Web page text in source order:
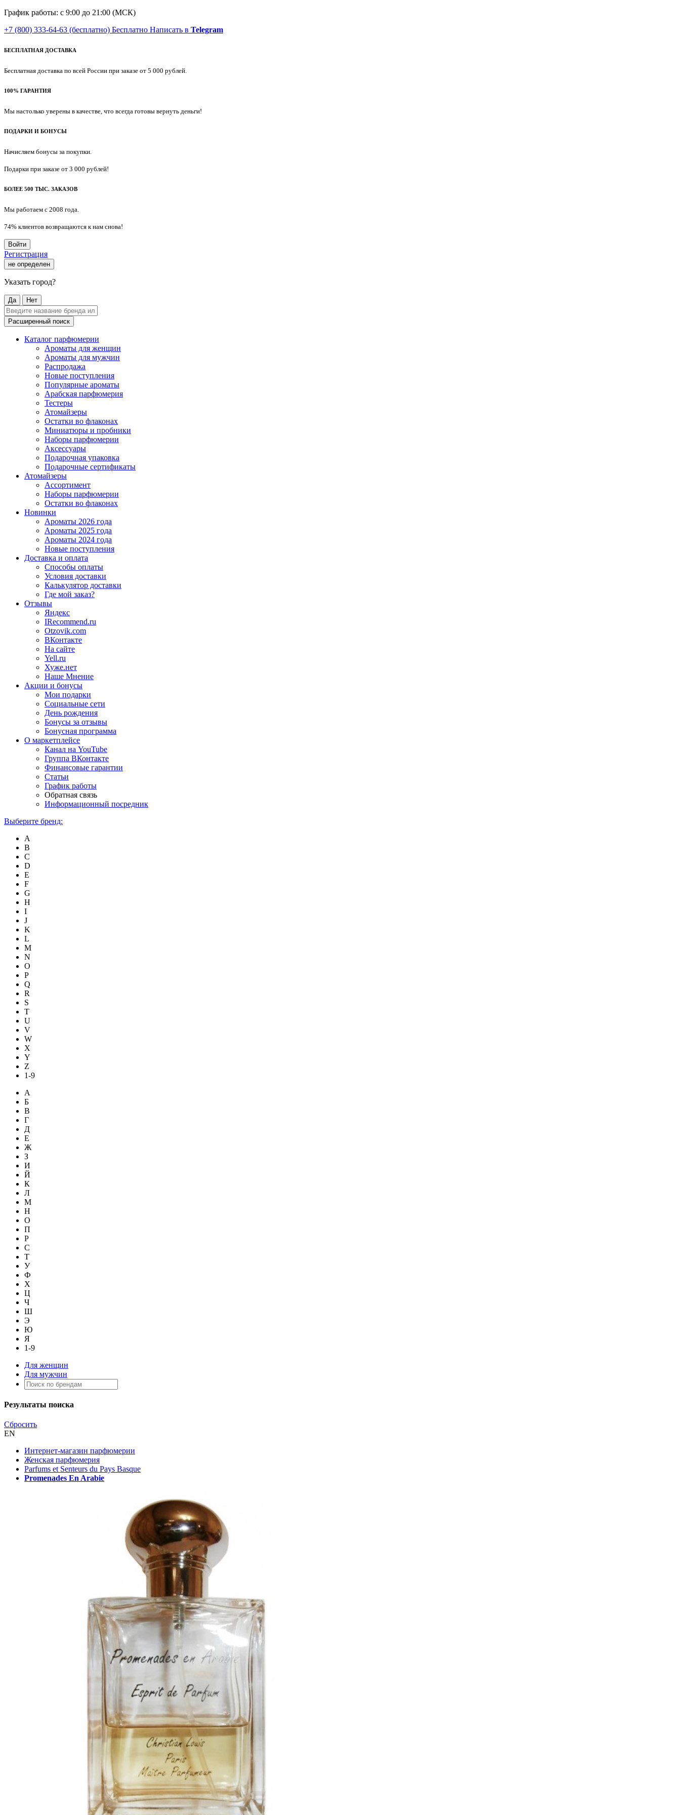
График работы: с 9:00 до 21:00 (МСК)
+7 (800) 333-64-63 (бесплатно) Бесплатно Написать в Telegram
БЕСПЛАТНАЯ ДОСТАВКА
Бесплатная доставка по всей России при заказе от 5 000 рублей.
100% ГАРАНТИЯ
Мы настолько уверены в качестве, что всегда готовы вернуть деньги!
ПОДАРКИ И БОНУСЫ
Начисляем бонусы за покупки.
Подарки при заказе от 3 000 рублей!
БОЛЕЕ 500 ТЫС. ЗАКАЗОВ
Мы работаем с 2008 года.
74% клиентов возвращаются к нам снова!
Войти
Регистрация
не определен
Указать город?
Да Нет
Расширенный поиск
Каталог парфюмерии
Ароматы для женщин
Ароматы для мужчин
Распродажа
Новые поступления
Популярные ароматы
Арабская парфюмерия
Тестеры
Атомайзеры
Остатки во флаконах
Миниатюры и пробники
Наборы парфюмерии
Аксессуары
Подарочная упаковка
Подарочные сертификаты
Атомайзеры
Ассортимент
Наборы парфюмерии
Остатки во флаконах
Новинки
Ароматы 2026 года
Ароматы 2025 года
Ароматы 2024 года
Новые поступления
Доставка и оплата
Способы оплаты
Условия доставки
Калькулятор доставки
Где мой заказ?
Отзывы
Яндекс
IRecommend.ru
Otzovik.com
ВКонтакте
На сайте
Yell.ru
Хуже.нет
Наше Мнение
Акции и бонусы
Мои подарки
Социальные сети
День рождения
Бонусы за отзывы
Бонусная программа
О маркетплейсе
Канал на YouTube
Группа ВКонтакте
Финансовые гарантии
Статьи
График работы
Обратная связь
Информационный посредник
Выберите бренд:
A
B
C
D
E
F
G
H
I
J
K
L
M
N
O
P
Q
R
S
T
U
V
W
X
Y
Z
1-9
А
Б
В
Г
Д
Е
Ж
З
И
Й
К
Л
М
Н
О
П
Р
С
Т
У
Ф
Х
Ц
Ч
Ш
Э
Ю
Я
1-9
Для женщин
Для мужчин
Результаты поиска
Сбросить
EN
Интернет-магазин парфюмерии
Женская парфюмерия
Parfums et Senteurs du Pays Basque
Promenades En Arabie